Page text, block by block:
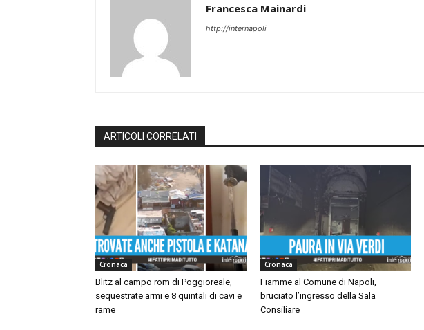
Francesca Mainardi
http://internapoli
ARTICOLI CORRELATI
Cronaca
Blitz al campo rom di Poggioreale,
sequestrate armi e 8 quintali di cavi e
rame
Cronaca
Fiamme al Comune di Napoli,
bruciato l’ingresso della Sala
Consiliare